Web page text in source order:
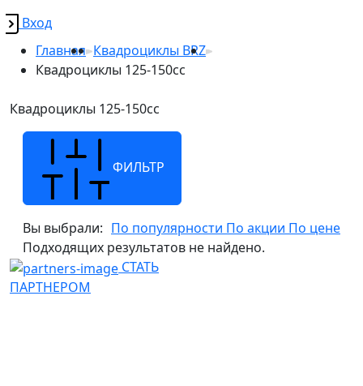
Вход
Главная Квадроциклы BRZ
Квадроциклы 125-150сс
Квадроциклы 125-150сс
ФИЛЬТР
Вы выбрали: По популярности По акции По цене
Подходящих результатов не найдено.
СТАТЬ
ПАРТНЕРОМ